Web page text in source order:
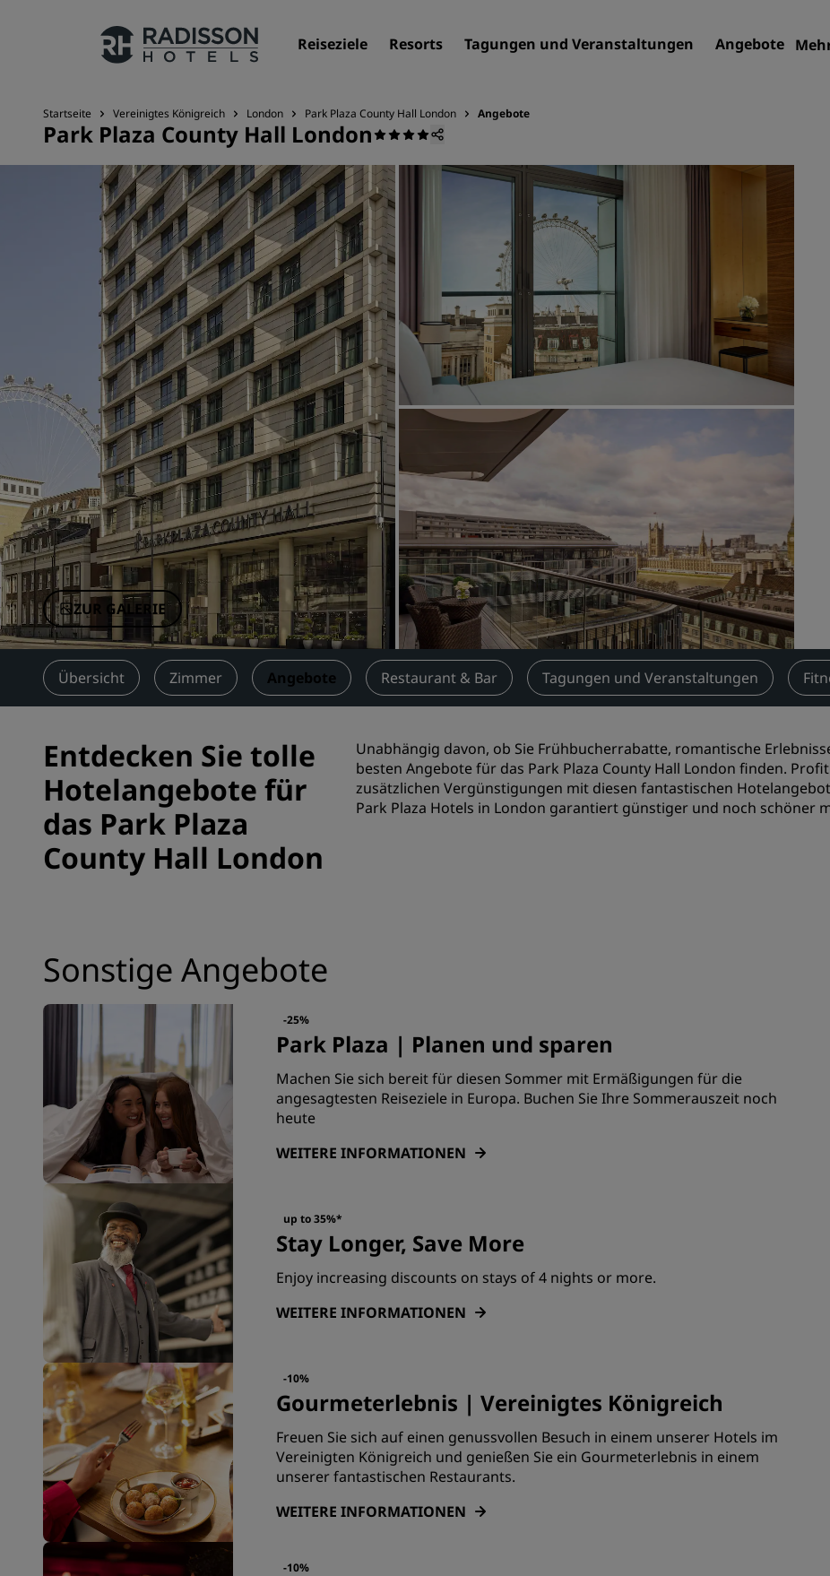
Reiseziele Resorts Tagungen und Veranstaltungen Angebote
Unsere Marken
Marken von Radisson Hotels
Verbundene Marken in China
Reiseziele
Resorts
Tagungen und
Veranstaltungen
Fordern Sie ein Angebot an
Flüge suchen
Flüge suchen
Restaurants
Nach einem Restaurant
Radisson Hotels App
Startseite Vereinigtes Königreich London Park Plaza County Hall London Angebote
Park Plaza County Hall London
ZUR GALERIE
Übersicht Zimmer Angebote Restaurant & Bar Tagungen und Veranstaltungen
Entdecken Sie tolle
Hotelangebote für
das Park Plaza
County Hall London
Unabhängig davon, ob Sie Frühbucherrabatte, romantische
besten Angebote für das Park Plaza County Hall London finden.
zusätzlichen Vergünstigungen mit diesen fantastischen
Park Plaza Hotels in London garantiert günstiger und noch schöner
Sonstige Angebote
-25%
Park Plaza | Planen und sparen
Machen Sie sich bereit für diesen Sommer mit Ermäßigungen für die
angesagtesten Reiseziele in Europa. Buchen Sie Ihre Sommerauszeit noch
heute
WEITERE INFORMATIONEN
up to 35%*
Stay Longer, Save More
Enjoy increasing discounts on stays of 4 nights or more.
WEITERE INFORMATIONEN
-10%
Gourmeterlebnis | Vereinigtes Königreich
Freuen Sie sich auf einen genussvollen Besuch in einem unserer Hotels im
Vereinigten Königreich und genießen Sie ein Gourmeterlebnis in einem
unserer fantastischen Restaurants.
WEITERE INFORMATIONEN
-10%